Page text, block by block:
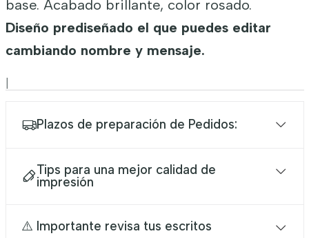
base. Acabado brillante, color rosado.
Diseño prediseñado el que puedes editar
cambiando nombre y mensaje.
Plazos de preparación de Pedidos:
Tips para una mejor calidad de
impresión
⚠️ Importante revisa tus escritos